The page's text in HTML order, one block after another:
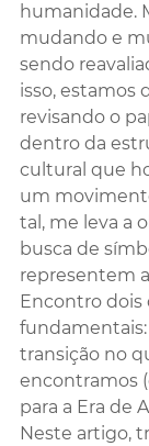
humanidade.
mudando e
sendo
isso, estamos
revisando o
dentro da
cultural que
um
tal, me leva a
busca de
representem
Encontro
transição no
encontramos
para a Era de
Neste artigo,